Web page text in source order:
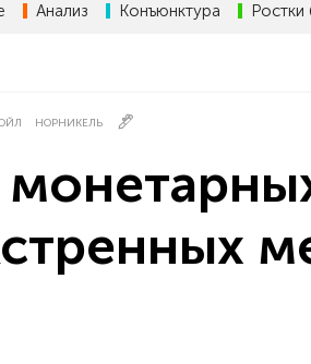
Анализ Конъюнктура Ростки
НОРНИКЕЛЬ